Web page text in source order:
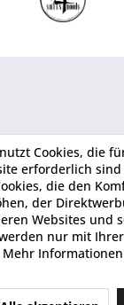
Cookies, die
erforderlich
die den
der
Websites und
nur mit
Mehr Informationen